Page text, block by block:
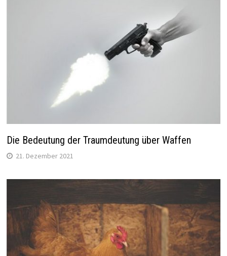
Die Bedeutung der Traumdeutung über Waffen
21. Dezember 2021